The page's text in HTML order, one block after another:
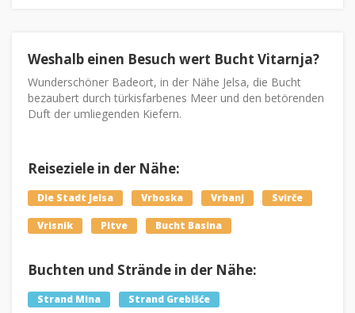
Weshalb einen Besuch wert Bucht Vitarnja?
Wunderschöner Badeort, in der Nähe Jelsa, die Bucht
bezaubert durch türkisfarbenes Meer und den betörenden
Duft der umliegenden Kiefern.
Reiseziele in der Nähe:
Die Stadt Jelsa Vrboska Vrbanj Svirče
Vrisnik Pitve Bucht Basina
Buchten und Strände in der Nähe:
Strand Mina Strand Grebišće